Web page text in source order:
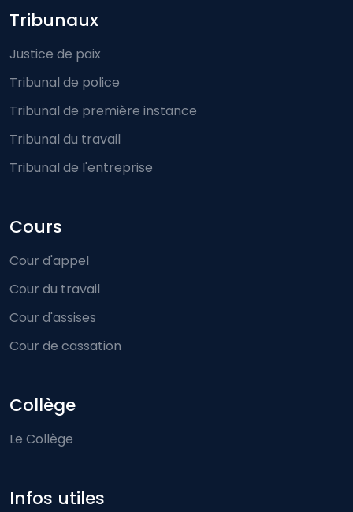
Footer-menu
Tribunaux
Justice de paix
Tribunal de police
Tribunal de première instance
Tribunal du travail
Tribunal de l'entreprise
Cours
Cour d'appel
Cour du travail
Cour d'assises
Cour de cassation
Collège
Le Collège
Infos utiles